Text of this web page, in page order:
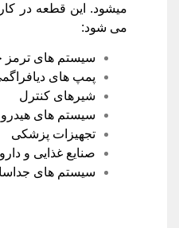
میشود. این قطعه در
می شود:
سیستم های ترمز
پمپ های
شیرهای کنترل
سیستم های
تجهیزات پزشکی
صنایع غذایی و
سیستم های